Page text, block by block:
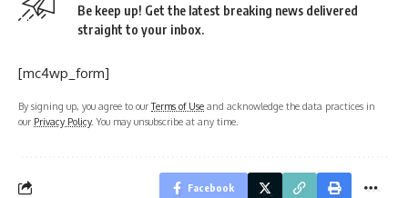
Be keep up! Get the latest breaking news delivered
straight to your inbox.
[mc4wp_form]
By signing up, you agree to ourTerms of Use and acknowledge the data practices in
our Privacy Policy. You may unsubscribe at any time.
Facebook